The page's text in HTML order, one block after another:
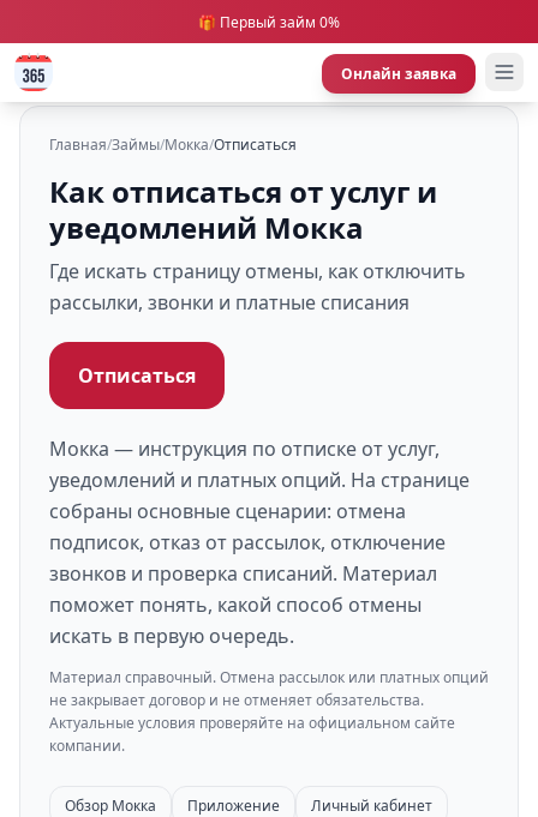
🎁 Первый займ 0%
Онлайн заявка
Главная/Займы/Мокка/Отписаться
Как отписаться от услуг и
уведомлений Мокка
Где искать страницу отмены, как отключить
рассылки, звонки и платные списания
Отписаться
Мокка — инструкция по отписке от услуг,
уведомлений и платных опций. На странице
собраны основные сценарии: отмена
подписок, отказ от рассылок, отключение
звонков и проверка списаний. Материал
поможет понять, какой способ отмены
искать в первую очередь.
Материал справочный. Отмена рассылок или платных опций
не закрывает договор и не отменяет обязательства.
Актуальные условия проверяйте на официальном сайте
компании.
Обзор Мокка Приложение
Личный кабинет